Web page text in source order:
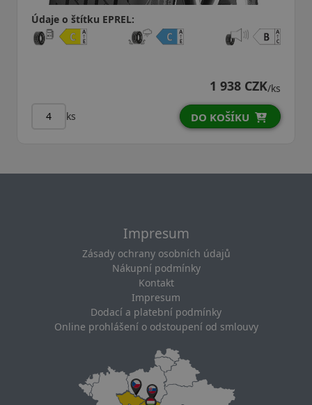
Údaje o štítku EPREL:
1 938 CZK/ks
ks DO KOŠÍKU
Impresum
Zásady ochrany osobních údajů
Nákupní podmínky
Kontakt
Impresum
Dodací a platební podmínky
Online prohlášení o odstoupení od smlouvy